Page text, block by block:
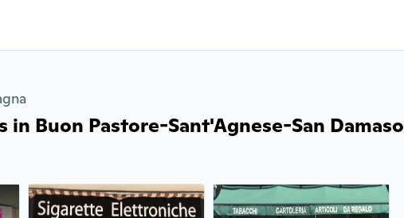
in Buon Pastore-Sant'Agnese-San Damaso